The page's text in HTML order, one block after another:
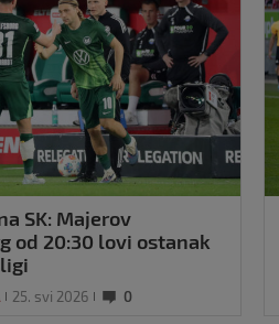
SK: Majerov
od 20:30 lovi ostanak
25. svi 2026 0